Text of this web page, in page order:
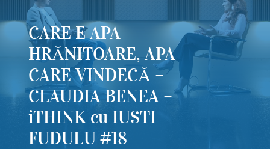
CARE E APA
HRĂNITOARE, APA
CARE VINDECĂ –
CLAUDIA BENEA –
iTHINK cu IUSTI
FUDULU #18